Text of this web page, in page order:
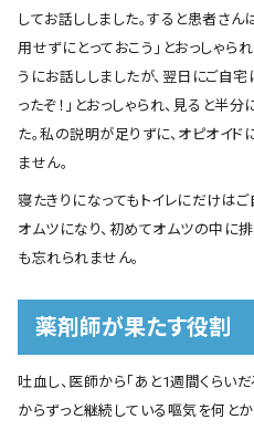
してお話ししました。すると患者さ
用せずにとっておこう」とおっしゃら
うにお話ししましたが、翌日にご自
ったぞ！」とおっしゃられ、見ると半
た。私の説明が足りずに、オピオイ
ません。
寝たきりになってもトイレにだけはご
オムツになり、初めてオムツの中に
も忘れられません。
薬剤師が果たす役割
吐血し、医師から「あと1週間くらい
からずっと継続している嘔気を何と